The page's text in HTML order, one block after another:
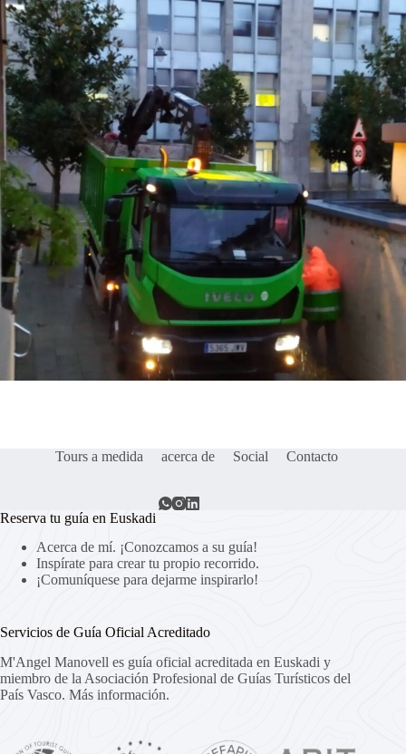
Tours a medida acerca de Social Contacto
Reserva tu guía en Euskadi
Acerca de mí. ¡Conozcamos a su guía!
Inspírate para crear tu propio recorrido.
¡Comuníquese para dejarme inspirarlo!
Servicios de Guía Oficial Acreditado
M'Angel Manovell es guía oficial acreditada en Euskadi y
miembro de la Asociación Profesional de Guías Turísticos del
País Vasco. Más información.